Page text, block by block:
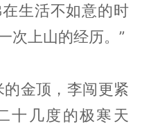
生活不如意的时
次上山的经历。”
金顶，李闯更紧
十几度的极寒天